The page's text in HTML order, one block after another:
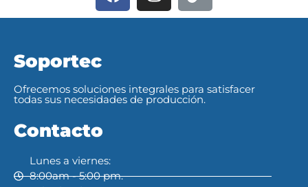
Soportec
Ofrecemos soluciones integrales para satisfacer
todas sus necesidades de producción.
Contacto
Lunes a viernes:
8:00am - 5:00 pm.